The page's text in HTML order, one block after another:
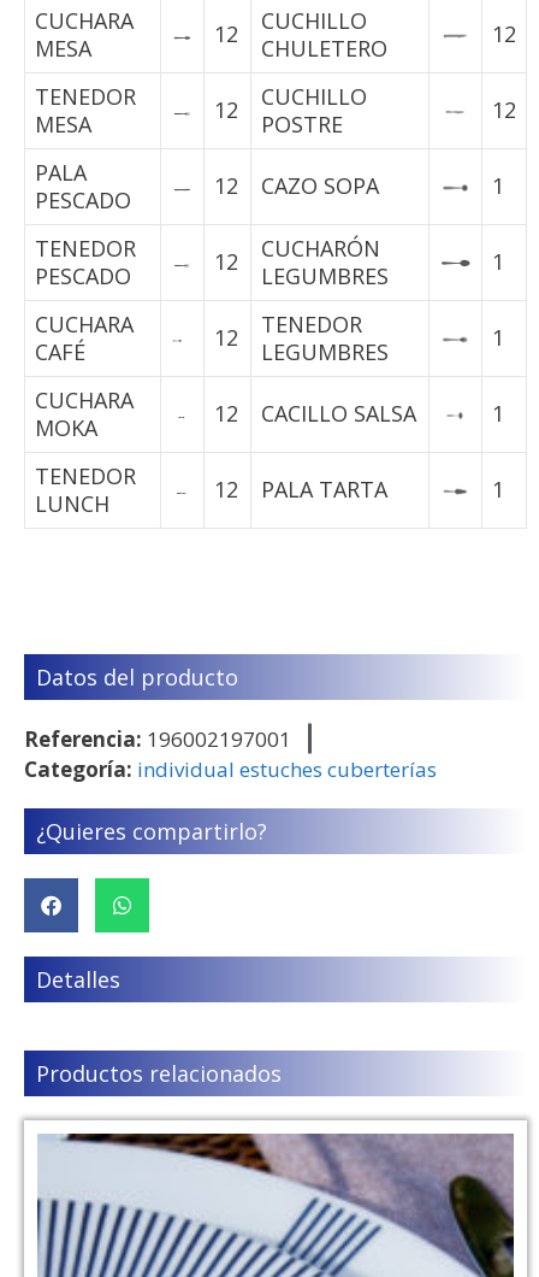
CUCHARA
MESA
12
CUCHILLO
CHULETERO
12
TENEDOR
MESA
12
CUCHILLO
POSTRE
12
PALA
PESCADO
12 CAZO SOPA 1
TENEDOR
PESCADO
12
CUCHARÓN
LEGUMBRES
1
CUCHARA
CAFÉ
12
TENEDOR
LEGUMBRES
1
CUCHARA
MOKA
12 CACILLO SALSA 1
TENEDOR
LUNCH
12 PALA TARTA 1
Datos del producto
Referencia: 196002197001
Categoría: individual estuches cuberterías
¿Quieres compartirlo?
Detalles
Productos relacionados